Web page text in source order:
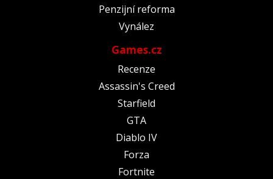
Penzijní reforma
Vynález
Games.cz
Recenze
Assassin's Creed
Starfield
GTA
Diablo IV
Forza
Fortnite